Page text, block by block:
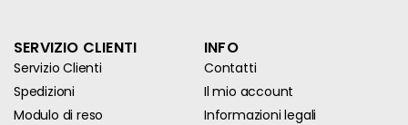
SERVIZIO CLIENTI
Servizio Clienti
Spedizioni
Modulo di reso
INFO
Contatti
Il mio account
Informazioni legali